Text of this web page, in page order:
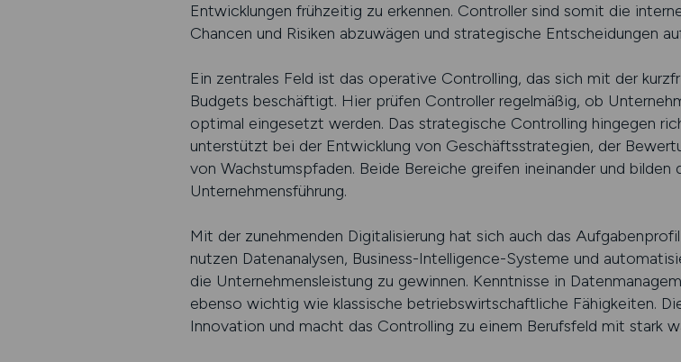
Entwicklungen frühzeitig zu erkennen. Controller sind somit die
Chancen und Risiken abzuwägen und strategische Entscheidungen
Ein zentrales Feld ist das operative Controlling, das sich mit der
Budgets beschäftigt. Hier prüfen Controller regelmäßig, ob
optimal eingesetzt werden. Das strategische Controlling hingegen
unterstützt bei der Entwicklung von Geschäftsstrategien, der
von Wachstumspfaden. Beide Bereiche greifen ineinander und bilden
Unternehmensführung.
Mit der zunehmenden Digitalisierung hat sich auch das
nutzen Datenanalysen, Business-Intelligence-Systeme und
die Unternehmensleistung zu gewinnen. Kenntnisse in
ebenso wichtig wie klassische betriebswirtschaftliche Fähigkeiten.
Innovation und macht das Controlling zu einem Berufsfeld mit stark